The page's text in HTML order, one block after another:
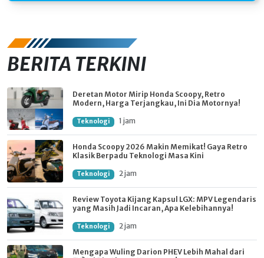
BERITA TERKINI
Deretan Motor Mirip Honda Scoopy, Retro
Modern, Harga Terjangkau, Ini Dia Motornya!
Teknologi 1 jam
Honda Scoopy 2026 Makin Memikat! Gaya Retro
Klasik Berpadu Teknologi Masa Kini
Teknologi 2 jam
Review Toyota Kijang Kapsul LGX: MPV Legendaris
yang Masih Jadi Incaran, Apa Kelebihannya!
Teknologi 2 jam
Mengapa Wuling Darion PHEV Lebih Mahal dari